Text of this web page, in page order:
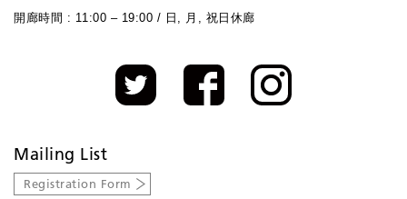
開廊時間 : 11:00 – 19:00 / 日, 月, 祝日休廊
Mailing List
Registration Form